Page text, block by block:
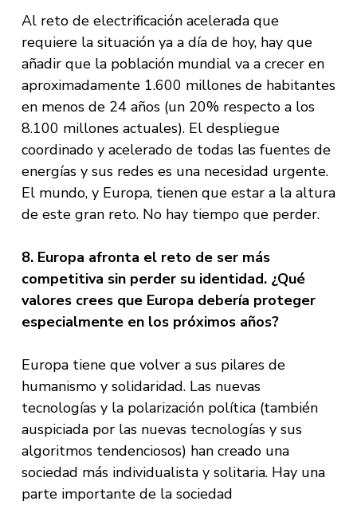
Al reto de electrificación acelerada que
requiere la situación ya a día de hoy, hay que
añadir que la población mundial va a crecer en
aproximadamente 1.600 millones de habitantes
en menos de 24 años (un 20% respecto a los
8.100 millones actuales). El despliegue
coordinado y acelerado de todas las fuentes de
energías y sus redes es una necesidad urgente.
El mundo, y Europa, tienen que estar a la altura
de este gran reto. No hay tiempo que perder.
8. Europa afronta el reto de ser más
competitiva sin perder su identidad. ¿Qué
valores crees que Europa debería proteger
especialmente en los próximos años?
Europa tiene que volver a sus pilares de
humanismo y solidaridad. Las nuevas
tecnologías y la polarización política (también
auspiciada por las nuevas tecnologías y sus
algoritmos tendenciosos) han creado una
sociedad más individualista y solitaria. Hay una
parte importante de la sociedad